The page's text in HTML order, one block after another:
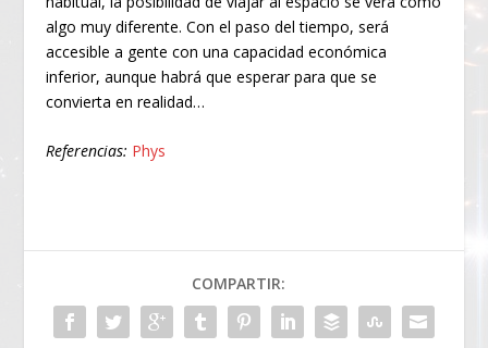
algo muy diferente. Con el paso del tiempo, será
accesible a gente con una capacidad económica
inferior, aunque habrá que esperar para que se
convierta en realidad…
Referencias: Phys
COMPARTIR: